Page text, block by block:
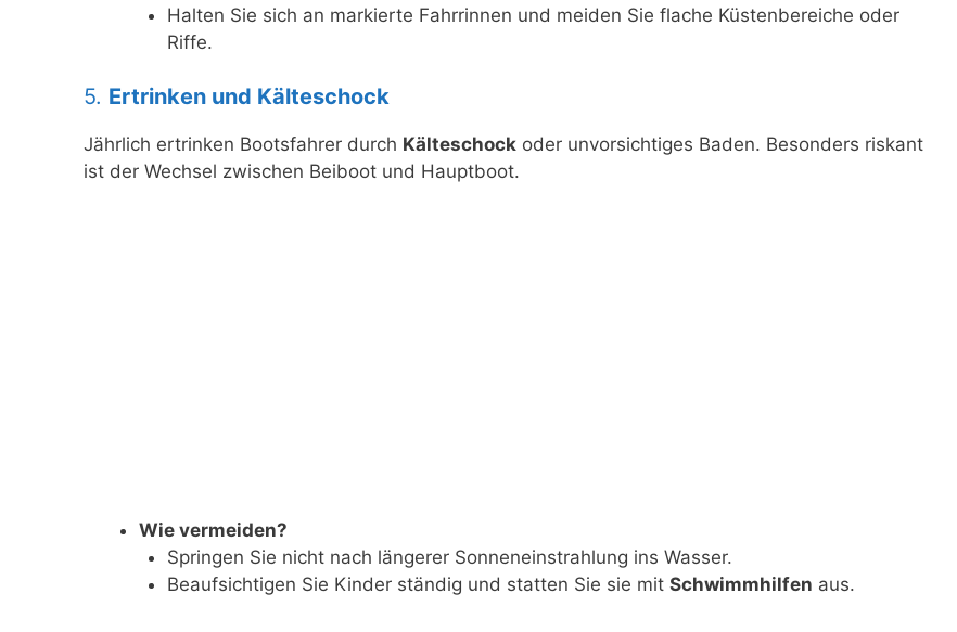
Halten Sie sich an markierte Fahrrinnen und meiden Sie flache Küstenbereiche oder
Riffe.
5. Ertrinken und Kälteschock
Jährlich ertrinken Bootsfahrer durch Kälteschock oder unvorsichtiges Baden. Besonders riskant
ist der Wechsel zwischen Beiboot und Hauptboot.
Wie vermeiden?
Springen Sie nicht nach längerer Sonneneinstrahlung ins Wasser.
Beaufsichtigen Sie Kinder ständig und statten Sie sie mit Schwimmhilfen aus.